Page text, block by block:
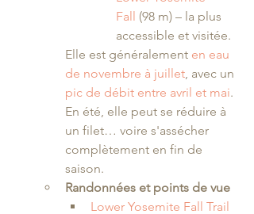
Fall (98 m) – la plus
accessible et visitée.
Elle est généralement en eau
de novembre à juillet, avec un
pic de débit entre avril et mai.
En été, elle peut se réduire à
un filet… voire s'assécher
complètement en fin de
saison.
Randonnées et points de vue
Lower Yosemite Fall Trail